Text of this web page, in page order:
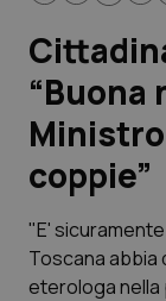
Governo e
Regioni e Asl
Lavoro e
Scienza e
Studi e Analisi
“Buona
coppie”
"E'
Toscana abbia
eterologa nella